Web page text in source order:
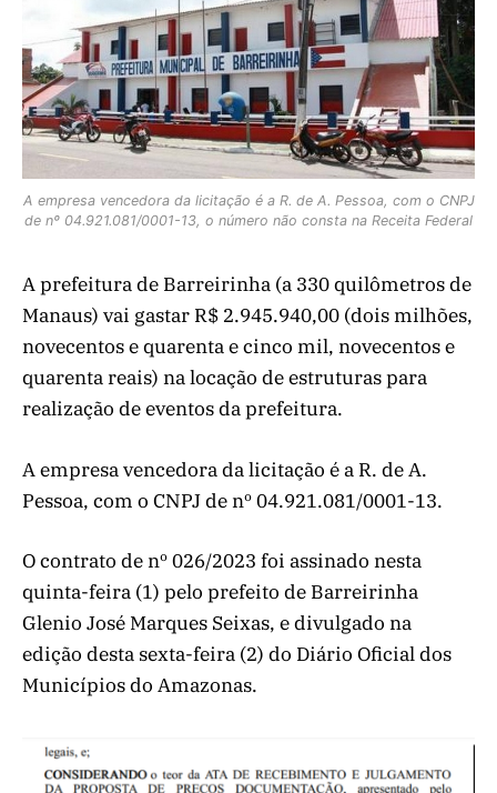
A empresa vencedora da licitação é a R. de A. Pessoa, com o CNPJ
de nº 04.921.081/0001-13, o número não consta na Receita Federal
A prefeitura de Barreirinha (a 330 quilômetros de
Manaus) vai gastar R$ 2.945.940,00 (dois milhões,
novecentos e quarenta e cinco mil, novecentos e
quarenta reais) na locação de estruturas para
realização de eventos da prefeitura.
A empresa vencedora da licitação é a R. de A.
Pessoa, com o CNPJ de nº 04.921.081/0001-13.
O contrato de nº 026/2023 foi assinado nesta
quinta-feira (1) pelo prefeito de Barreirinha
Glenio José Marques Seixas, e divulgado na
edição desta sexta-feira (2) do Diário Oficial dos
Municípios do Amazonas.